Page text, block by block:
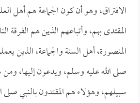
الافتراق، وهو أن كون الجماعة هم أهل
المقتدى بهم، وأتباعهم الذين هم الفرقة
المنصورة، أهل السنة والجماعة، الذين
صلى الله عليه وسلم، ويدعون إليها،
سبيلهم، وهؤلاء هم المقتدون بالنبي صلى